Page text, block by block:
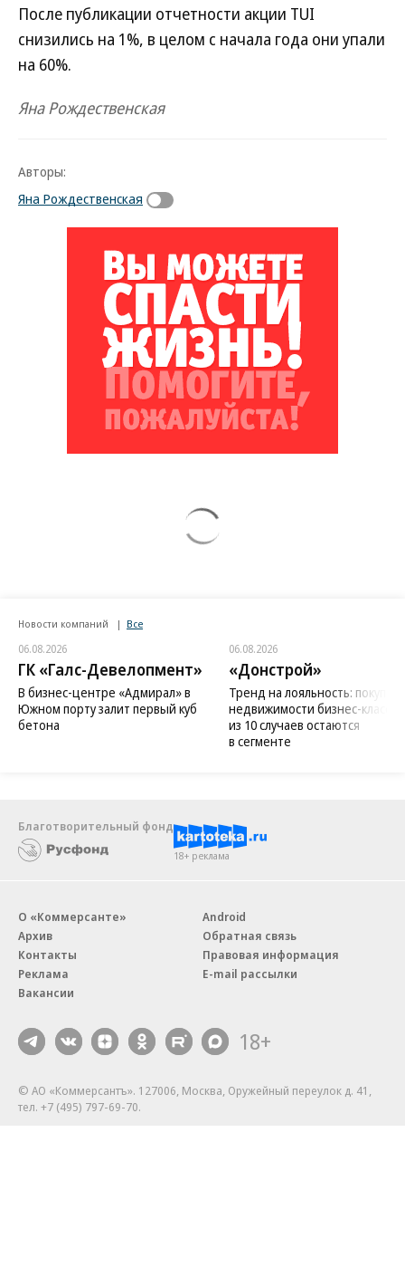
После публикации отчетности акции TUI
снизились на 1%, в целом с начала года они упали
на 60%.
Яна Рождественская
Авторы:
Яна Рождественская
Новости компаний Все
06.08.2026
ГК «Галс-Девелопмент»
В бизнес-центре «Адмирал» в
Южном порту залит первый куб
бетона
06.08.2026
«Донстрой»
Тренд на лояльность:
недвижимости бизнес-класса
из 10 случаев остаются
в сегменте
Благотворительный фонд
18+ реклама
О «Коммерсанте»
Архив
Контакты
Реклама
Вакансии
Android
Обратная связь
Правовая информация
E-mail рассылки
18+
© АО «Коммерсантъ». 127006, Москва, Оружейный переулок д. 41,
тел. +7 (495) 797-69-70.